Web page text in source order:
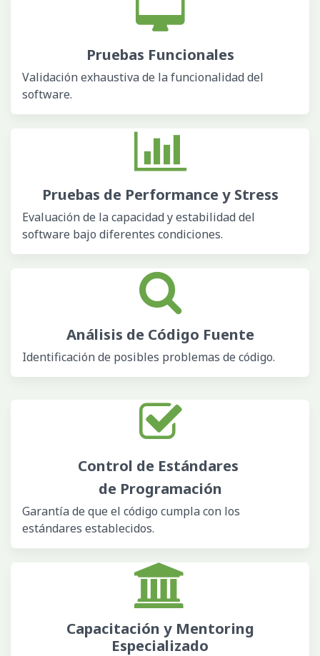
Pruebas Funcionales
Validación exhaustiva de la funcionalidad del
software.
Pruebas de Performancey Stress
Evaluación de la capacidad y estabilidad del
software bajo diferentes condiciones.
Análisis de Código Fuente
Identificación de posibles problemas de código.
Control de Estándares
de Programación
Garantía de que el código cumpla con los
estándares establecidos.
Capacitación y Mentoring
Especializado